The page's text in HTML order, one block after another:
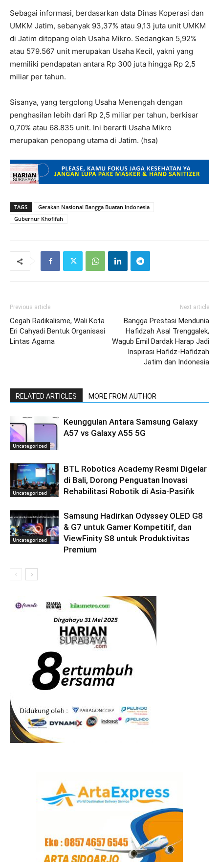
Sebagai informasi, berdasarkan data Dinas Koperasi dan
UMKM Jatim, sebanyak 93,37% atau 9,13 juta unit UMKM
di Jatim ditopang oleh Usaha Mikro. Sedangkan 5,92%
atau 579.567 unit merupakan Usaha Kecil, yakni yang
memiliki pendapatan antara Rp 300 juta hingga Rp 2,5
miliar per tahun.
Sisanya, yang tergolong Usaha Menengah dengan
penghasilan lebih dari Rp 2,5 miliar per tahun, berkisar
0,70% atau 68.835 unit. Ini berarti Usaha Mikro
merupakan penopang utama di Jatim. (hsa)
TAGS
Gerakan Nasional Bangga Buatan Indonesia
Gubernur Khofifah
Previous article
Cegah Radikalisme, Wali Kota
Eri Cahyadi Bentuk Organisasi
Lintas Agama
Next article
Bangga Prestasi Mendunia
Hafidzah Asal Trenggalek,
Wagub Emil Dardak Harap Jadi
Inspirasi Hafidz-Hafidzah
Jatim dan Indonesia
RELATED ARTICLES MORE FROM AUTHOR
Uncategorized
Keunggulan Antara Samsung Galaxy
A57 vs Galaxy A55 5G
Uncategorized
BTL Robotics Academy Resmi Digelar
di Bali, Dorong Penguatan Inovasi
Rehabilitasi Robotik di Asia-Pasifik
Uncategorized
Samsung Hadirkan Odyssey OLED G8
& G7 untuk Gamer Kompetitif, dan
ViewFinity S8 untuk Produktivitas
Premium